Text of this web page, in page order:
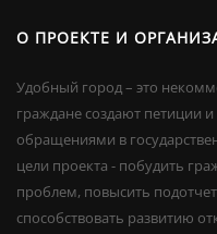
О ПРОЕКТЕ И
Удобный город – это
граждане создают петиции
обращениями в
цели проекта - побудить
проблем, повысить
способствовать развитию